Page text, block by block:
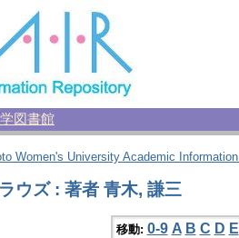
図書館
Women's University Academic
ウズ : 著者 青木, 謙三
移動: 0-9 A B C D E